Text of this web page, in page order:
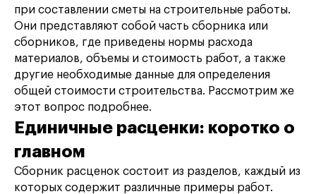
при составлении сметы на строительные работы.
Они представляют собой часть сборника или
сборников, где приведены нормы расхода
материалов, объемы и стоимость работ, а также
другие необходимые данные для определения
общей стоимости строительства. Рассмотрим же
этот вопрос подробнее.
Единичные расценки: коротко о
главном
Сборник расценок состоит из разделов, каждый из
которых содержит различные примеры работ.